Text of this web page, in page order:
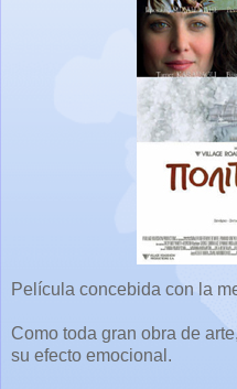
Película concebida con la
Como toda gran obra de
su efecto emocional.